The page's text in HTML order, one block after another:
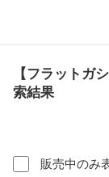
【フラットガ
索結果
販売中のみ